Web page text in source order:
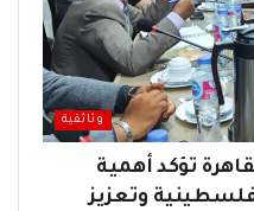
وثائقية
تؤكد أهمية
وتعزيز